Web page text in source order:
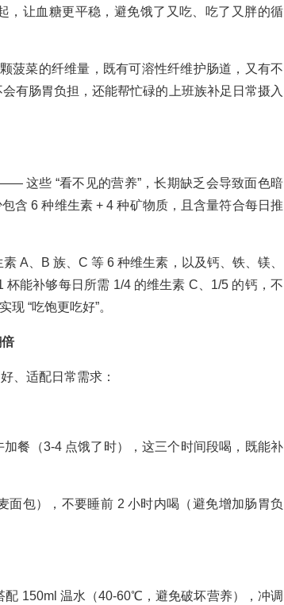
，让血糖更平稳，避免饿了又吃、吃了又胖的循
菠菜的纤维量，既有可溶性纤维护肠道，又有不
有肠胃负担，还能帮忙碌的上班族补足日常摄入
这些 “看不见的营养”，长期缺乏会导致面色暗
含 6 种维生素 + 4 种矿物质，且含量符合每日推
A、B 族、C 等 6 种维生素，以及钙、铁、镁、
能补够每日所需 1/4 的维生素 C、1/5 的钙，不
“吃饱更吃好”。
、适配日常需求：
餐（3-4 点饿了时），这三个时间段喝，既能补
包），不要睡前 2 小时内喝（避免增加肠胃负
150ml 温水（40-60℃，避免破坏营养），冲调